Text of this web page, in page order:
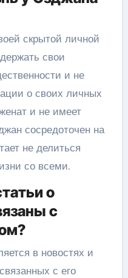
скрытой личной
свои
и не
о своих личных
и не имеет
сосредоточен на
не делиться
со всеми.
о
с
в новостях и
с его